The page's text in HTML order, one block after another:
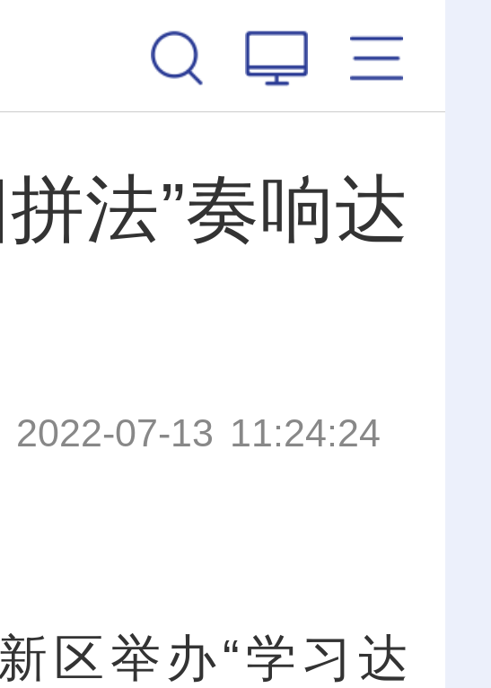
法”奏响达
2022-07-13 11:24:24
举办“学习达